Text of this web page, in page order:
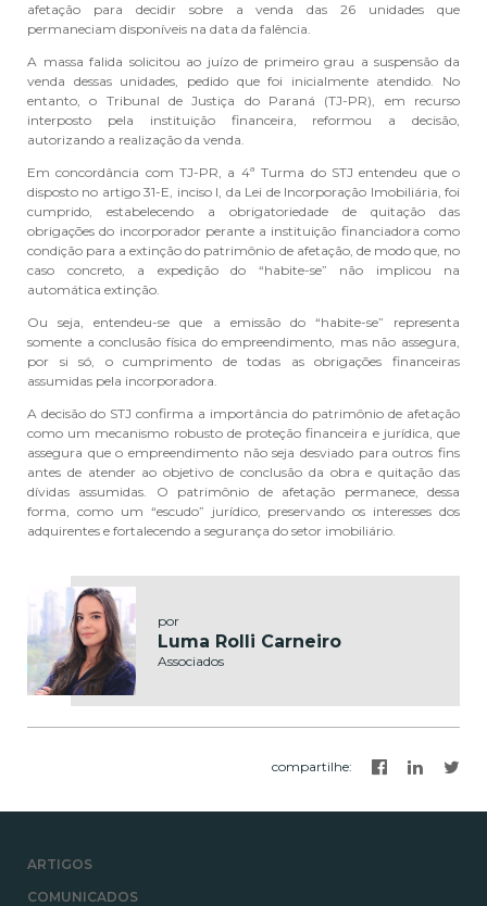
afetação para decidir sobre a venda das 26 unidades que
permaneciam disponíveis na data da falência.
A massa falida solicitou ao juízo de primeiro grau a suspensão da
venda dessas unidades, pedido que foi inicialmente atendido. No
entanto, o Tribunal de Justiça do Paraná (TJ-PR), em recurso
interposto pela instituição financeira, reformou a decisão,
autorizando a realização da venda.
Em concordância com TJ-PR, a 4ª Turma do STJ entendeu que o
disposto no artigo 31-E, inciso I, da Lei de Incorporação Imobiliária, foi
cumprido, estabelecendo a obrigatoriedade de quitação das
obrigações do incorporador perante a instituição financiadora como
condição para a extinção do patrimônio de afetação, de modo que, no
caso concreto, a expedição do “habite-se” não implicou na
automática extinção.
Ou seja, entendeu-se que a emissão do “habite-se” representa
somente a conclusão física do empreendimento, mas não assegura,
por si só, o cumprimento de todas as obrigações financeiras
assumidas pela incorporadora.
A decisão do STJ confirma a importância do patrimônio de afetação
como um mecanismo robusto de proteção financeira e jurídica, que
assegura que o empreendimento não seja desviado para outros fins
antes de atender ao objetivo de conclusão da obra e quitação das
dívidas assumidas. O patrimônio de afetação permanece, dessa
forma, como um “escudo” jurídico, preservando os interesses dos
adquirentes e fortalecendo a segurança do setor imobiliário.
por
Luma Rolli Carneiro
Associados
compartilhe:
ARTIGOS
COMUNICADOS